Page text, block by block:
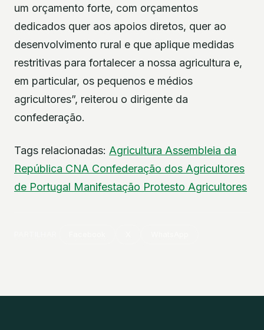
um orçamento forte, com orçamentos
dedicados quer aos apoios diretos, quer ao
desenvolvimento rural e que aplique medidas
restritivas para fortalecer a nossa agricultura e,
em particular, os pequenos e médios
agricultores”, reiterou o dirigente da
confederação.
Tags relacionadas: Agricultura Assembleia da
República CNA Confederação dos Agricultores
de Portugal Manifestação Protesto Agricultores